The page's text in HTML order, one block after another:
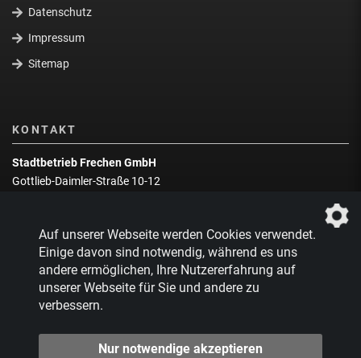
Datenschutz
Impressum
Sitemap
KONTAKT
Stadtbetrieb Frechen GmbH
Gottlieb-Daimler-Straße 10-12
Zentrale:02234 9217-0
Abfallberatung:02234 9217-17
Auf unserer Webseite werden Cookies verwendet.
Einige davon sind notwendig, während es uns
andere ermöglichen, Ihre Nutzererfahrung auf
unserer Webseite für Sie und andere zu
verbessern.
Nur notwendige akzeptieren